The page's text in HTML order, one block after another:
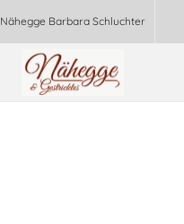
Nähegge Barbara Schluchter